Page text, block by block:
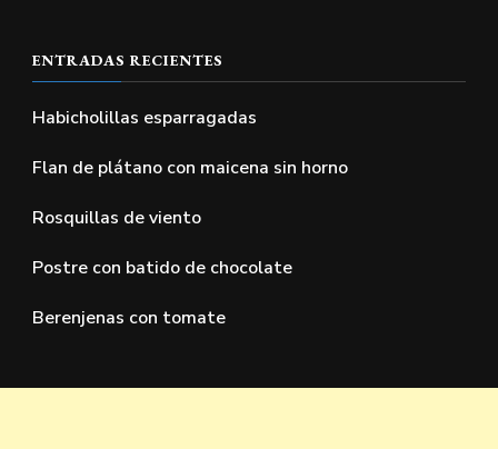
ENTRADAS RECIENTES
Habicholillas esparragadas
Flan de plátano con maicena sin horno
Rosquillas de viento
Postre con batido de chocolate
Berenjenas con tomate